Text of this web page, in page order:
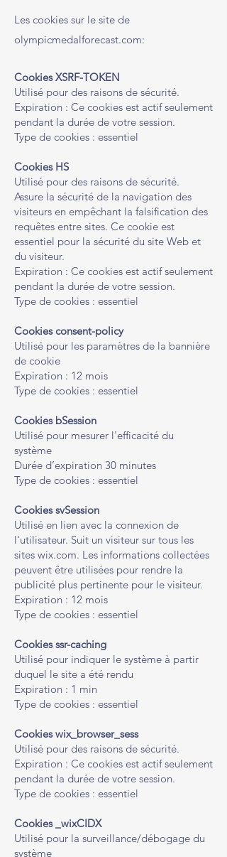
Les cookies sur le site de
olympicmedalforecast.com:
Cookies XSRF-TOKEN
Utilisé pour des raisons de sécurité.
Expiration : Ce cookies est actif seulement
pendant la durée de votre session.
Type de cookies : essentiel
Cookies HS
Utilisé pour des raisons de sécurité.
Assure la sécurité de la navigation des
visiteurs en empêchant la falsification des
requêtes entre sites. Ce cookie est
essentiel pour la sécurité du site Web et
du visiteur.
Expiration : Ce cookies est actif seulement
pendant la durée de votre session.
Type de cookies : essentiel
Cookies consent-policy
Utilisé pour les paramètres de la bannière
de cookie
Expiration : 12 mois
Type de cookies : essentiel
Cookies bSession
Utilisé pour mesurer l'efficacité du
système
Durée d’expiration 30 minutes
Type de cookies : essentiel
Cookies svSession
Utilisé en lien avec la connexion de
l'utilisateur. Suit un visiteur sur tous les
sites wix.com. Les informations collectées
peuvent être utilisées pour rendre la
publicité plus pertinente pour le visiteur.
Expiration : 12 mois
Type de cookies : essentiel
Cookies ssr-caching
Utilisé pour indiquer le système à partir
duquel le site a été rendu
Expiration : 1 min
Type de cookies : essentiel
Cookies wix_browser_sess
Utilisé pour des raisons de sécurité.
Expiration : Ce cookies est actif seulement
pendant la durée de votre session.
Type de cookies : essentiel
Cookies _wixCIDX
Utilisé pour la surveillance/débogage du
système